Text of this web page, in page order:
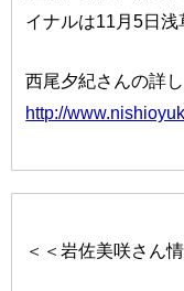
イナルは11月5日浅
西尾夕紀さんの詳
http://
＜＜岩佐美咲さん